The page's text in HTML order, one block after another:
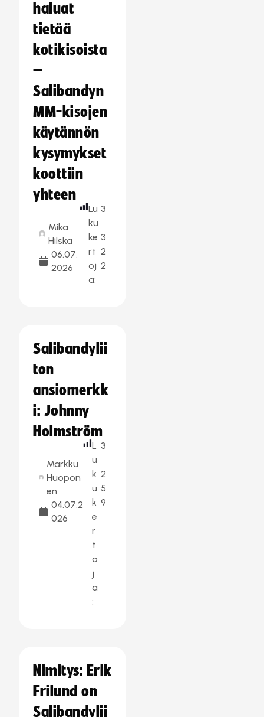
haluat
tietää
kotikisoista
–
Salibandyn
MM-kisojen
käytännön
kysymykset
koottiin
yhteen
Mika
Hilska
06.07.
2026
Lu
ku
ke
rt
oj
a:
3
3
2
2
Salibandylii
ton
ansiomerkk
i: Johnny
Holmström
Markku
Huopon
en
04.07.2
026
L
u
k
u
k
e
r
t
o
j
a
:
3
2
5
9
Nimitys: Erik
Frilund on
Salibandylii